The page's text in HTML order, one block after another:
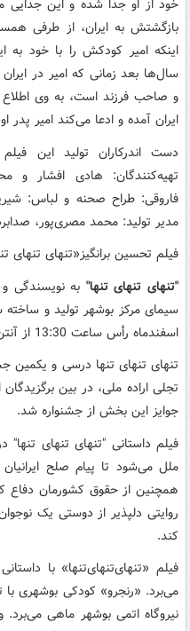
خود از او جدا شده و این جدایی
بازگشتش به ایران، از طرفی
اینکه امیر کودکش را با خود به
سال‌ها بعد زمانی که امیر در
و صاحب فرزند است، به وی
ایران آمده و ادعا می‌کند امیر پدر
دست اندرکاران تولید این فیلم
تهیه‌کنندگان: هادی افشار و
فاروقی: طراح صحنه و لباس:
مدیر تولید: محمد مصری‌پور،
فیلم تحسین برانگیز«تنهای تنهای
"تنهای تنهای تنها" به نویسندگی
اسفندماه رأس ساعت 13:30 از آنتن شبکه شما پخش می شود.
تنهای تنهای تنها درسی و یکمین
جوایز این بخش از جشنواره شد.
فیلم داستانی "تنهای تنهای
ملل می‌شود تا پیام صلح
همچنین از حقوق کشورمان دفاع
روایتی دلپذیر از دوستی یک
کند.
فیلم «تنهای‌تنهای‌تنها» با
می‌برد. «رنجرو» کودکی بوشهری
نیروگاه اتمی بوشهر ماهی